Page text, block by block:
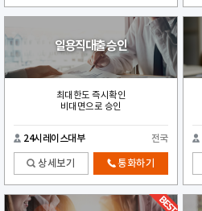
일용직대출 승인
최대한도 즉시확인
비대면으로 승인
24시레이스대부 전국
상세보기 통화하기